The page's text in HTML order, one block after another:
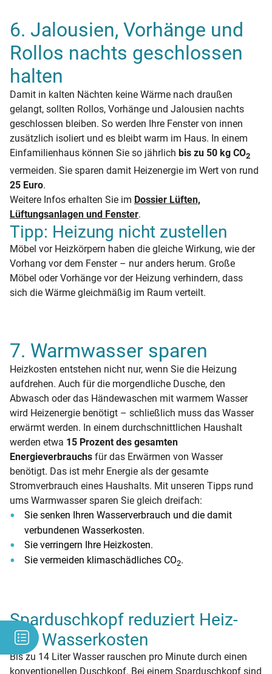
6. Jalousien, Vorhänge und
Rollos nachts geschlossen
halten
Damit in kalten Nächten keine Wärme nach draußen
gelangt, sollten Rollos, Vorhänge und Jalousien nachts
geschlossen bleiben. So werden Ihre Fenster von innen
zusätzlich isoliert und es bleibt warm im Haus. In einem
Einfamilienhaus können Sie so jährlich bis zu 50 kg CO2
vermeiden. Sie sparen damit Heizenergie im Wert von rund
25 Euro.
Weitere Infos erhalten Sie im Dossier Lüften,
Lüftungsanlagen und Fenster.
Tipp: Heizung nicht zustellen
Möbel vor Heizkörpern haben die gleiche Wirkung, wie der
Vorhang vor dem Fenster – nur anders herum. Große
Möbel oder Vorhänge vor der Heizung verhindern, dass
sich die Wärme gleichmäßig im Raum verteilt.
7. Warmwasser sparen
Heizkosten entstehen nicht nur, wenn Sie die Heizung
aufdrehen. Auch für die morgendliche Dusche, den
Abwasch oder das Händewaschen mit warmem Wasser
wird Heizenergie benötigt – schließlich muss das Wasser
erwärmt werden. In einem durchschnittlichen Haushalt
werden etwa 15 Prozent des gesamten
Energieverbrauchs für das Erwärmen von Wasser
benötigt. Das ist mehr Energie als der gesamte
Stromverbrauch eines Haushalts. Mit unseren Tipps rund
ums Warmwasser sparen Sie gleich dreifach:
Sie senken Ihren Wasserverbrauch und die damit
verbundenen Wasserkosten.
Sie verringern Ihre Heizkosten.
Sie vermeiden klimaschädliches CO2.
Sparduschkopf reduziert Heiz-
und Wasserkosten
Bis zu 14 Liter Wasser rauschen pro Minute durch einen
konventionellen Duschkopf. Bei einem Sparduschkopf sind